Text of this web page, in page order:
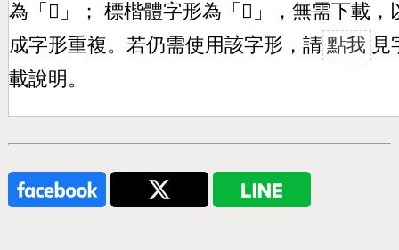
為「 𩸜 」； 標楷體字形為「 𩸜 」，無需下載，
成字形重複。若仍需使用該字形，請 點我 見
載說明。